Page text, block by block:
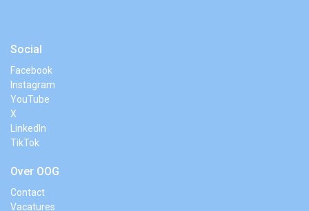
Social
Facebook
Instagram
YouTube
X
LinkedIn
TikTok
Over OOG
Contact
Vacatures